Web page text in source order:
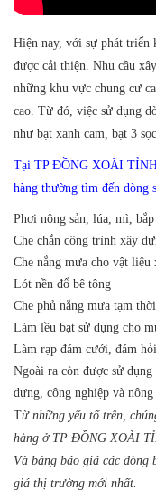
Hiện nay, với sự phát triển
được cải thiện. Nhu cầu
những khu vực chung cư
cao. Từ đó, việc sử dụng
như bạt xanh cam, bạt 3
Tại TP ĐỒNG XOÀI
hàng thường tìm đến dòng
Phơi nông sản, lúa, mì, bắp
Che chắn công trình xây
Che nắng mưa cho vật liệu
Lót nền đổ bê tông
Che phủ nắng mưa tạm
Làm lều bạt sử dụng cho
Làm rạp đám cưới, đám hỏi
Ngoài ra còn được sử
dựng, công nghiệp và nông
Từ những yếu tố trên,
hàng ở TP ĐỒNG XOÀI
Và bảng báo giá các dòng
giá thị trường mới nhất.